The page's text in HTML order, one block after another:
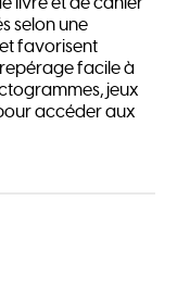
selon une
favorisent
facile à
jeux
accéder aux